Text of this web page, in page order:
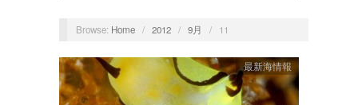
Browse: Home / 2012 / 9月 / 11
最新海情報